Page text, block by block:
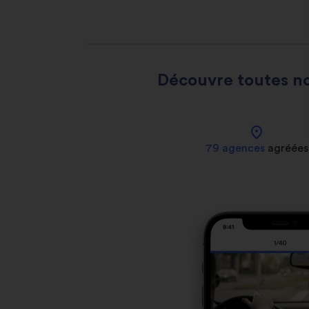
Découvre toutes
location_on
79 agences agréées